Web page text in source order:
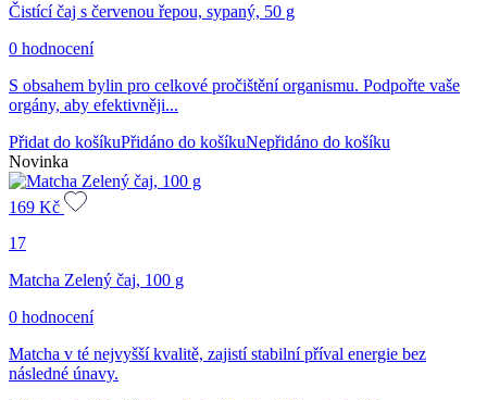
Čistící čaj s červenou řepou, sypaný, 50 g
0 hodnocení
S obsahem bylin pro celkové pročištění organismu. Podpořte vaše
orgány, aby efektivněji...
Přidat do košíkuPřidáno do košíkuNepřidáno do košíku
Novinka
169 Kč
17
Matcha Zelený čaj, 100 g
0 hodnocení
Matcha v té nejvyšší kvalitě, zajistí stabilní příval energie bez
následné únavy.